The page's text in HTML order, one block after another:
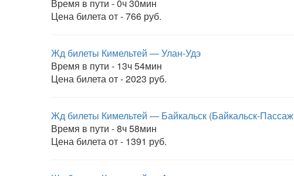
Время в пути - 0ч 30мин
Цена билета от - 766 руб.
Жд билеты Кимельтей — Улан-Удэ
Время в пути - 13ч 54мин
Цена билета от - 2023 руб.
Жд билеты Кимельтей — Байкальск (Байкальск-
Время в пути - 8ч 58мин
Цена билета от - 1391 руб.